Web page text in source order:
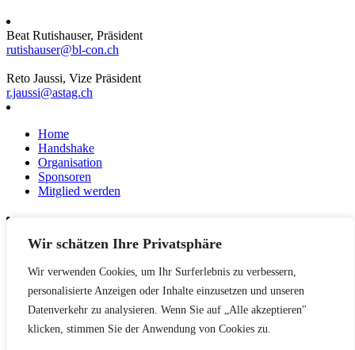
Wir schätzen Ihre Privatsphäre
Wir verwenden Cookies, um Ihr Surferlebnis zu verbessern,
personalisierte Anzeigen oder Inhalte einzusetzen und unseren
Datenverkehr zu analysieren. Wenn Sie auf „Alle akzeptieren"
klicken, stimmen Sie der Anwendung von Cookies zu.
Beat Rutishauser, Präsident
rutishauser@bl-con.ch
Reto Jaussi, Vize Präsident
r.jaussi@astag.ch
Home
Handshake
Organisation
Sponsoren
Mitglied werden
News
Netzwerk
Kontakt